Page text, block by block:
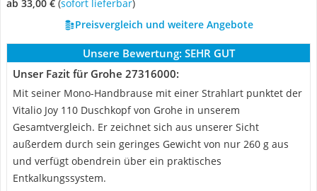
ab 33,00 € ( Sofort lieferbar)
Preisvergleich und weitere Angebote
Unsere Bewertung: SEHR GUT
Unser Fazit für Grohe 27316000:
Mit seiner Mono-Handbrause mit einer Strahlart punktet der
Vitalio Joy 110 Duschkopf von Grohe in unserem
Gesamtvergleich. Er zeichnet sich aus unserer Sicht
außerdem durch sein geringes Gewicht von nur 260 g aus
und verfügt obendrein über ein praktisches
Entkalkungssystem.